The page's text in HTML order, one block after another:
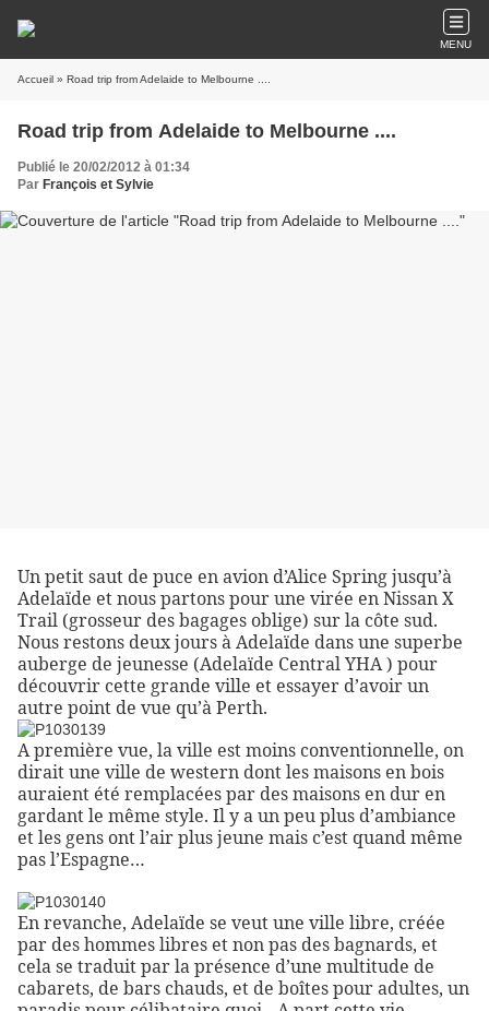
MENU
Accueil » Road trip from Adelaide to Melbourne ....
Road trip from Adelaide to Melbourne ....
Publié le 20/02/2012 à 01:34
Par François et Sylvie
Un petit saut de puce en avion d’Alice Spring jusqu’à
Adelaïde et nous partons pour une virée en Nissan X
Trail (grosseur des bagages oblige) sur la côte sud.
Nous restons deux jours à Adelaïde dans une superbe
auberge de jeunesse (Adelaïde Central YHA ) pour
découvrir cette grande ville et essayer d’avoir un
autre point de vue qu’à Perth.
A première vue, la ville est moins conventionnelle, on
dirait une ville de western dont les maisons en bois
auraient été remplacées par des maisons en dur en
gardant le même style. Il y a un peu plus d’ambiance
et les gens ont l’air plus jeune mais c’est quand même
pas l’Espagne…
En revanche, Adelaïde se veut une ville libre, créée
par des hommes libres et non pas des bagnards, et
cela se traduit par la présence d’une multitude de
cabarets, de bars chauds, et de boîtes pour adultes, un